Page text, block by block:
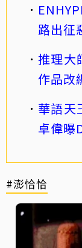
路出征
推理
作品改
華語天
卓偉曝
#澎恰恰